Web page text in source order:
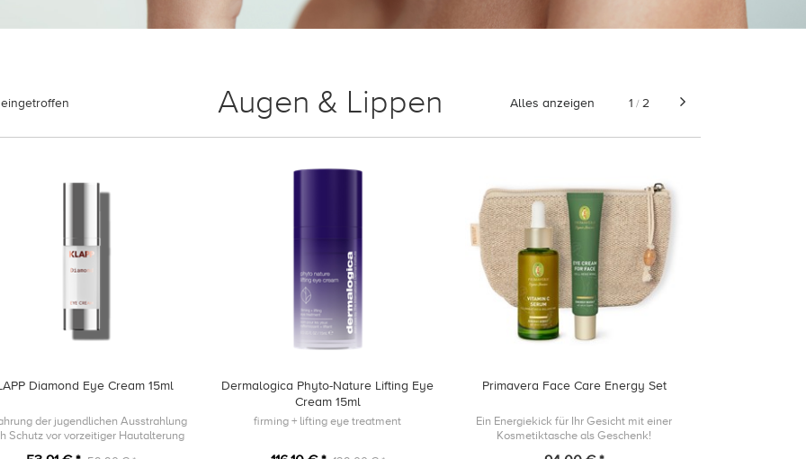
Augen & Lippen Alles anzeigen 1 / 2
Diamond Eye Cream 15ml
der jugendlichen Ausstrahlung
Schutz vor vorzeitiger Hautalterung
Dermalogica Phyto-Nature Lifting Eye
Cream 15ml
firming + lifting eye treatment
Primavera Face Care Energy Set
Ein Energiekick für Ihr Gesicht mit einer
Kosmetiktasche als Geschenk!